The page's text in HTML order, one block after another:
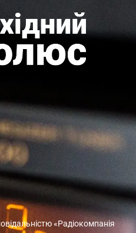
«Радіокомпанія